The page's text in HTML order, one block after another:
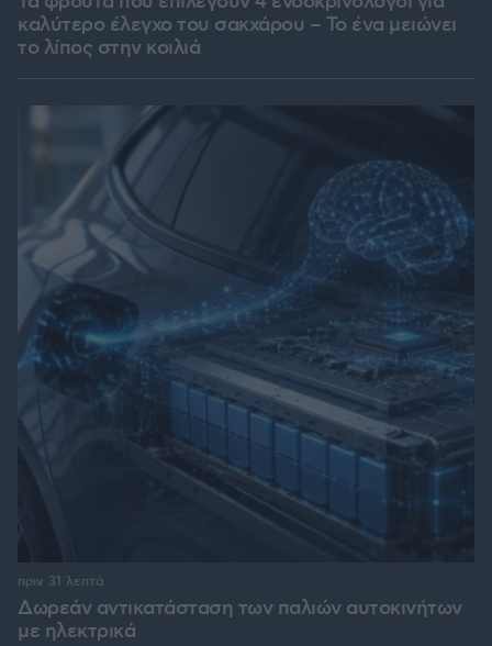
καλύτερο έλεγχο του σακχάρου – Το ένα μειώνει
το λίπος στην κοιλιά
Δωρεάν αντικατάσταση των παλιών αυτοκινήτων
με ηλεκτρικά
πριν 31 λεπτά